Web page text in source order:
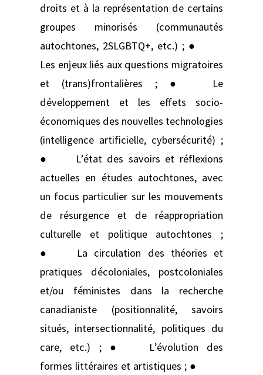
droits et à la représentation de certains
groupes minorisés (communautés
autochtones, 2SLGBTQ+, etc.) ; ●
Les enjeux liés aux questions migratoires
et (trans)frontalières ; ● Le
développement et les effets socio-
économiques des nouvelles technologies
(intelligence artificielle, cybersécurité) ;
● L’état des savoirs et réflexions
actuelles en études autochtones, avec
un focus particulier sur les mouvements
de résurgence et de réappropriation
culturelle et politique autochtones ;
● La circulation des théories et
pratiques décoloniales, postcoloniales
et/ou féministes dans la recherche
canadianiste (positionnalité, savoirs
situés, intersectionnalité, politiques du
care, etc.) ; ● L’évolution des
formes littéraires et artistiques ; ●